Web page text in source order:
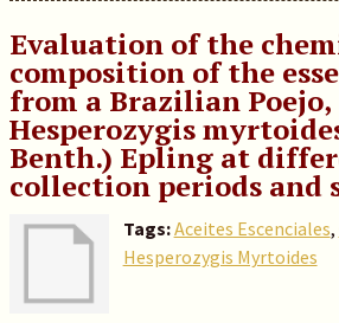
Evaluation of the
composition of the
from a Brazilian Poejo,
Hesperozygis
Benth.) Epling at
collection periods and
Tags:Aceites Escenciales,
Hesperozygis Myrtoides